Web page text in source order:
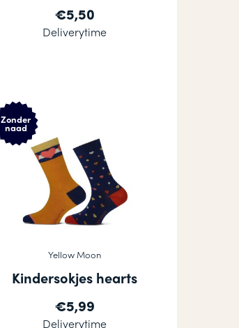
€5,50
Deliverytime
Zonder
naad
Yellow Moon
Kindersokjes hearts
€5,99
Deliverytime